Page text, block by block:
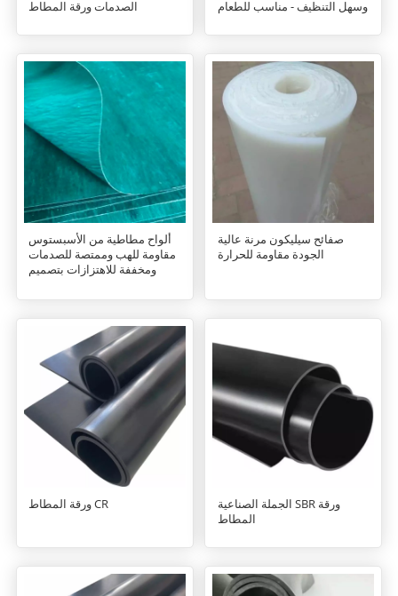
الصدمات ورقة المطاط
وسهل التنظيف - مناسب للطعام
ألواح مطاطية من الأسبستوس
مقاومة للهب وممتصة للصدمات
ومخففة للاهتزازات بتصميم
صفائح سيليكون مرنة عالية
الجودة مقاومة للحرارة
ورقة المطاط CR
الجملة الصناعية SBR ورقة
المطاط